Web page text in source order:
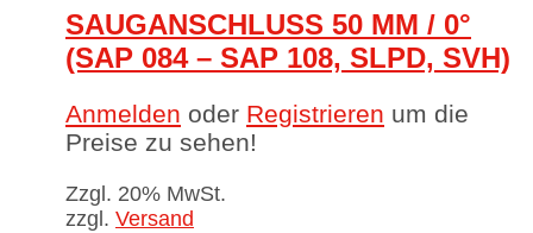
SAUGANSCHLUSS 50 MM / 0°
(SAP 084 – SAP 108, SLPD, SVH)
Anmelden oder Registrieren um die
Preise zu sehen!
Zzgl. 20% MwSt.
zzgl. Versand